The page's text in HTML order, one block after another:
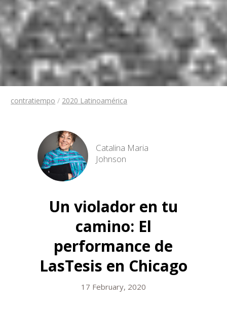
contratiempo / 2020 Latinoamérica
Catalina Maria
Johnson
Un violador en tu
camino: El
performance de
LasTesis en Chicago
17 February, 2020